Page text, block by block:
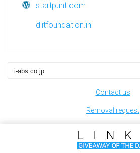
startpunt.com
diitfoundation.in
Contact us
Removal request